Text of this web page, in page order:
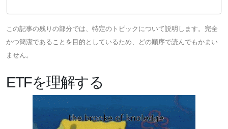
この記事の残りの部分では、特定のトピックについて説明します。完全
かつ簡潔であることを目的としているため、どの順序で読んでもかまい
ません。
ETFを理解する